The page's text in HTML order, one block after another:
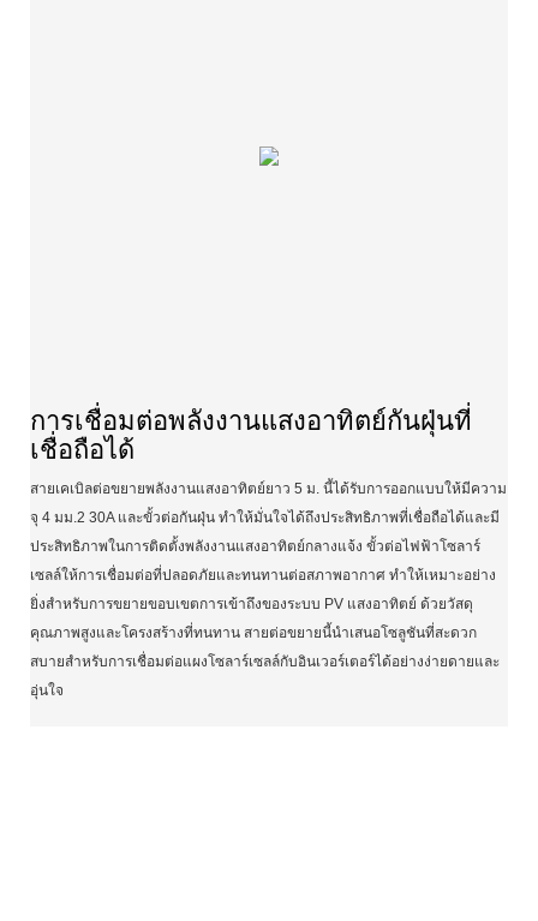
การเชื่อมต่อพลังงานแสงอาทิตย์กันฝุ่นที่
เชื่อถือได้
สายเคเบิลต่อขยายพลังงานแสงอาทิตย์ยาว 5 ม. นี้ได้รับการออกแบบให้มีความ
จุ 4 มม.2 30A และขั้วต่อกันฝุ่น ทำให้มั่นใจได้ถึงประสิทธิภาพที่เชื่อถือได้และมี
ประสิทธิภาพในการติดตั้งพลังงานแสงอาทิตย์กลางแจ้ง ขั้วต่อไฟฟ้าโซลาร์
เซลล์ให้การเชื่อมต่อที่ปลอดภัยและทนทานต่อสภาพอากาศ ทำให้เหมาะอย่าง
ยิ่งสำหรับการขยายขอบเขตการเข้าถึงของระบบ PV แสงอาทิตย์ ด้วยวัสดุ
คุณภาพสูงและโครงสร้างที่ทนทาน สายต่อขยายนี้นำเสนอโซลูชันที่สะดวก
สบายสำหรับการเชื่อมต่อแผงโซลาร์เซลล์กับอินเวอร์เตอร์ได้อย่างง่ายดายและ
อุ่นใจ